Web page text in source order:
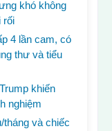
khó không
rối
4 lần cam, có
thư và tiểu
khiến
nghiệm
tháng và chiếc